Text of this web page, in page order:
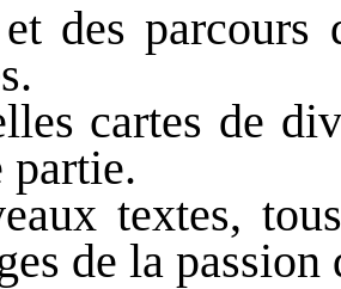
des parcours
cartes de
partie.
textes,
de la